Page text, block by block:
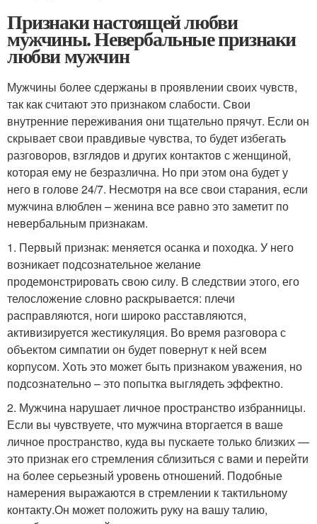
Признаки настоящей любви
мужчины. Невербальные признаки
любви мужчин
Мужчины более сдержаны в проявлении своих чувств,
так как считают это признаком слабости. Свои
внутренние переживания они тщательно прячут. Если он
скрывает свои правдивые чувства, то будет избегать
разговоров, взглядов и других контактов с женщиной,
которая ему не безразлична. Но при этом она будет у
него в голове 24/7. Несмотря на все свои старания, если
мужчина влюблен – женина все равно это заметит по
невербальным признакам.
1. Первый признак: меняется осанка и походка. У него
возникает подсознательное желание
продемонстрировать свою силу. В следствии этого, его
телосложение словно раскрывается: плечи
расправляются, ноги широко расставляются,
активизируется жестикуляция. Во время разговора с
объектом симпатии он будет повернут к ней всем
корпусом. Хоть это может быть признаком уважения, но
подсознательно – это попытка выглядеть эффектно.
2. Мужчина нарушает личное пространство избранницы.
Если вы чувствуете, что мужчина вторгается в ваше
личное пространство, куда вы пускаете только близких —
это признак его стремления сблизиться с вами и перейти
на более серьезный уровень отношений. Подобные
намерения выражаются в стремлении к тактильному
контакту.Он может положить руку на вашу талию,